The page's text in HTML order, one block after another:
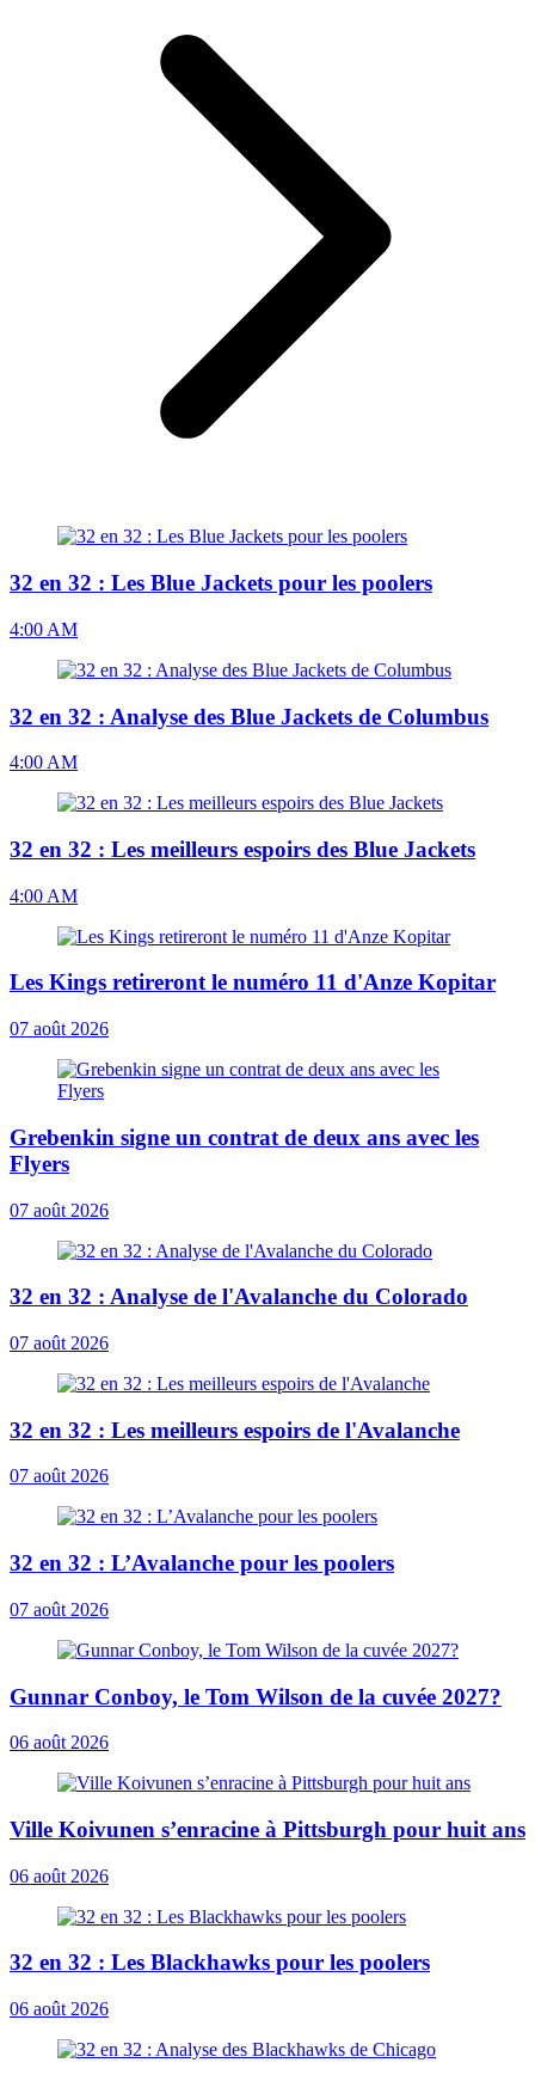
32 en 32 : Les Blue Jackets pour les poolers
4:00 AM
32 en 32 : Analyse des Blue Jackets de Columbus
4:00 AM
32 en 32 : Les meilleurs espoirs des Blue Jackets
4:00 AM
Les Kings retireront le numéro 11 d'Anze Kopitar
07 août 2026
Grebenkin signe un contrat de deux ans avec les
Flyers
07 août 2026
32 en 32 : Analyse de l'Avalanche du Colorado
07 août 2026
32 en 32 : Les meilleurs espoirs de l'Avalanche
07 août 2026
32 en 32 : L’Avalanche pour les poolers
07 août 2026
Gunnar Conboy, le Tom Wilson de la cuvée 2027?
06 août 2026
Ville Koivunen s’enracine à Pittsburgh pour huit ans
06 août 2026
32 en 32 : Les Blackhawks pour les poolers
06 août 2026